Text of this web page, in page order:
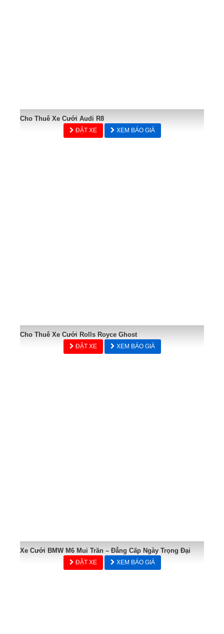
Cho Thuê Xe Cưới Audi R8
ĐẶT XE XEM BÁO GIÁ
Cho Thuê Xe Cưới Rolls Royce Ghost
ĐẶT XE XEM BÁO GIÁ
Xe Cưới BMW M6 Mui Trần – Đẳng Cấp Ngày Trọng Đại
ĐẶT XE XEM BÁO GIÁ